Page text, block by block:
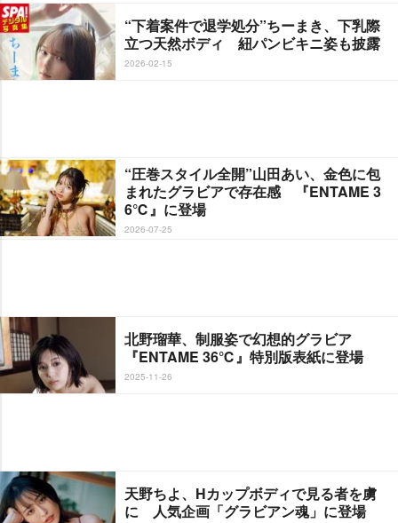
“下着案件で退学処分”ちーまき、下乳際
立つ天然ボディ 紐パンビキニ姿も披露
2026-02-15
“圧巻スタイル全開”山田あい、金色に包
まれたグラビアで存在感 『ENTAME 3
6℃』に登場
2026-07-25
北野瑠華、制服姿で幻想的グラビア
『ENTAME 36℃』特別版表紙に登場
2025-11-26
天野ちよ、Hカップボディで見る者を虜
に 人気企画「グラビアン魂」に登場